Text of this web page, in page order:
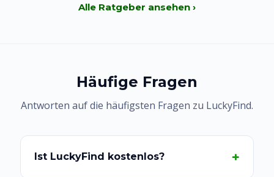
Alle Ratgeber ansehen ›
Häufige Fragen
Antworten auf die häufigsten Fragen zu LuckyFind.
Ist LuckyFind kostenlos?